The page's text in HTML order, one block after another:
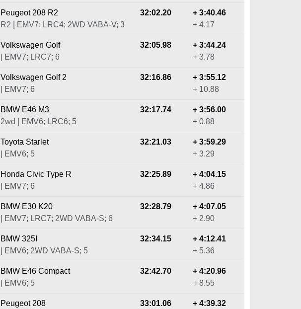
Peugeot 208 R2
R2 | EMV7; LRC4; 2WD VABA-V; 3
32:02.20
+ 3:40.46
+ 4.17
Volkswagen Golf
| EMV7; LRC7; 6
32:05.98
+ 3:44.24
+ 3.78
Volkswagen Golf 2
| EMV7; 6
32:16.86
+ 3:55.12
+ 10.88
BMW E46 M3
2wd | EMV6; LRC6; 5
32:17.74
+ 3:56.00
+ 0.88
Toyota Starlet
| EMV6; 5
32:21.03
+ 3:59.29
+ 3.29
Honda Civic Type R
| EMV7; 6
32:25.89
+ 4:04.15
+ 4.86
BMW E30 K20
| EMV7; LRC7; 2WD VABA-S; 6
32:28.79
+ 4:07.05
+ 2.90
BMW 325I
| EMV6; 2WD VABA-S; 5
32:34.15
+ 4:12.41
+ 5.36
BMW E46 Compact
| EMV6; 5
32:42.70
+ 4:20.96
+ 8.55
Peugeot 208
33:01.06
+ 4:39.32